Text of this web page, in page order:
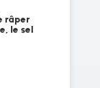
râper
le sel